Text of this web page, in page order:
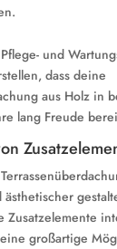
und
dass deine
aus Holz in
lang Freude
Zusatzelemente
großartige